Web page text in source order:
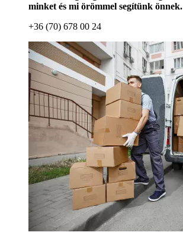
minket és mi örömmel segítünk önnek.
+36 (70) 678 00 24